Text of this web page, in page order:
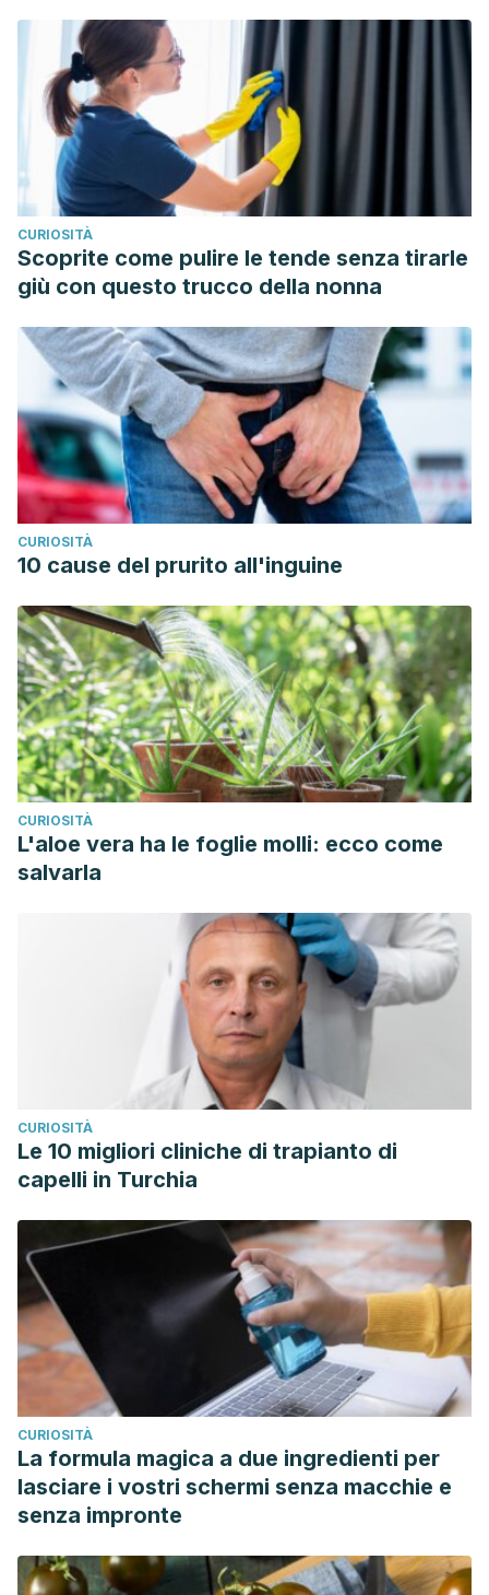
CURIOSITÀ
Scoprite come pulire le tende senza tirarle
giù con questo trucco della nonna
CURIOSITÀ
10 cause del prurito all'inguine
CURIOSITÀ
L'aloe vera ha le foglie molli: ecco come
salvarla
CURIOSITÀ
Le 10 migliori cliniche di trapianto di
capelli in Turchia
CURIOSITÀ
La formula magica a due ingredienti per
lasciare i vostri schermi senza macchie e
senza impronte